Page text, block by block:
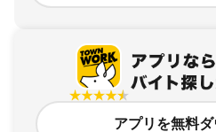
アプリを無料